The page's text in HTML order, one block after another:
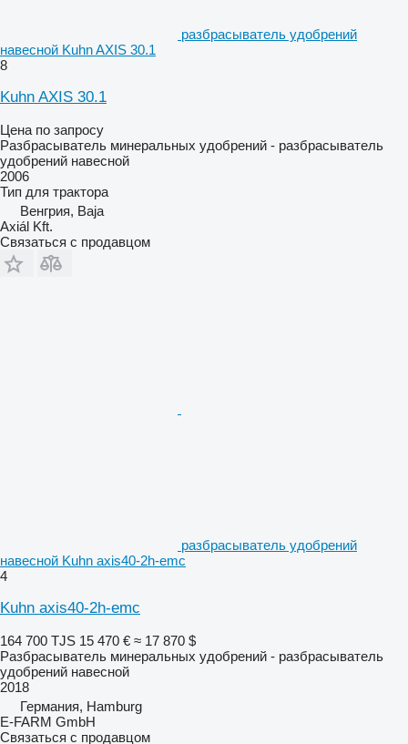
разбрасыватель удобрений
навесной Kuhn AXIS 30.1
8
Kuhn AXIS 30.1
Цена по запросу
Разбрасыватель минеральных удобрений - разбрасыватель
удобрений навесной
2006
Тип для трактора
Венгрия, Baja
Axiál Kft.
Связаться с продавцом
разбрасыватель удобрений
навесной Kuhn axis40-2h-emc
4
Kuhn axis40-2h-emc
164 700 TJS 15 470 € ≈ 17 870 $
Разбрасыватель минеральных удобрений - разбрасыватель
удобрений навесной
2018
Германия, Hamburg
E-FARM GmbH
Связаться с продавцом